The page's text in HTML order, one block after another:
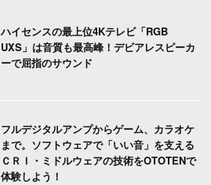
ハイセンスの最上位4Kテレビ「RGB
UXS」は音質も最高峰！デビアレスピーカ
ーで屈指のサウンド
フルデジタルアンプからゲーム、カラオケ
まで。ソフトウェアで「いい音」を支える
ＣＲＩ・ミドルウェアの技術をOTOTENで
体験しよう！